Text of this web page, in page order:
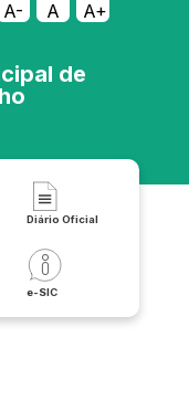
A- A A+
de
Diário Oficial
e-SIC